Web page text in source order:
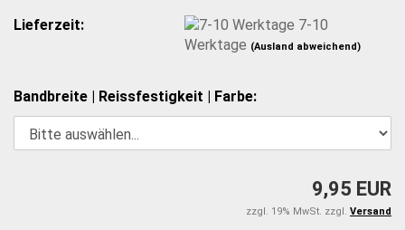
Lieferzeit:
7-10
Werktage (Ausland abweichend)
Bandbreite | Reissfestigkeit | Farbe:
9,95 EUR
zzgl. 19% MwSt. zzgl. Versand